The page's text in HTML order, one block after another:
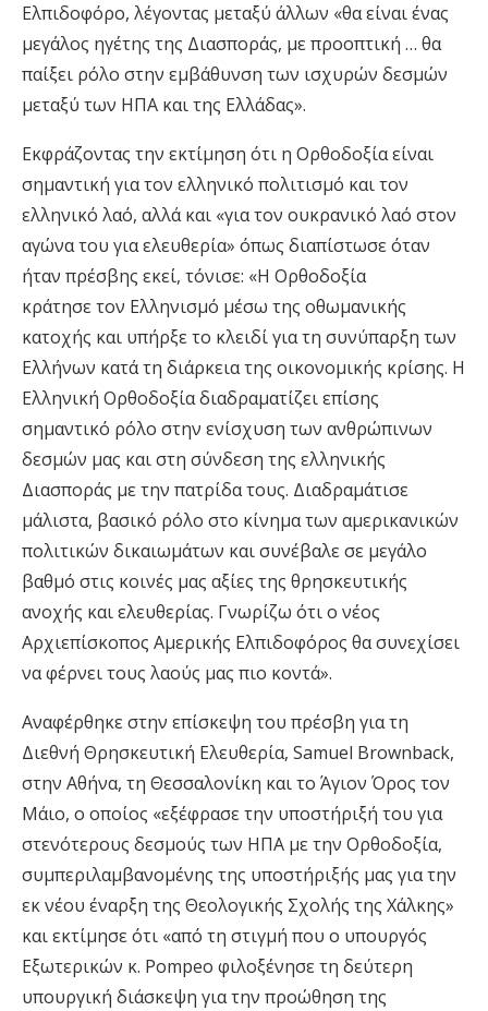
Ελπιδοφόρο, λέγοντας μεταξύ άλλων «θα είναι ένας
μεγάλος ηγέτης της Διασποράς, με προοπτική … θα
παίξει ρόλο στην εμβάθυνση των ισχυρών δεσμών
μεταξύ των ΗΠΑ και της Ελλάδας».
Εκφράζοντας την εκτίμηση ότι η Ορθοδοξία είναι
σημαντική για τον ελληνικό πολιτισμό και τον
ελληνικό λαό, αλλά και «για τον ουκρανικό λαό στον
αγώνα του για ελευθερία» όπως διαπίστωσε όταν
ήταν πρέσβης εκεί, τόνισε: «Η Ορθοδοξία
κράτησε τον Ελληνισμό μέσω της οθωμανικής
κατοχής και υπήρξε το κλειδί για τη συνύπαρξη των
Ελλήνων κατά τη διάρκεια της οικονομικής κρίσης. Η
Ελληνική Ορθοδοξία διαδραματίζει επίσης
σημαντικό ρόλο στην ενίσχυση των ανθρώπινων
δεσμών μας και στη σύνδεση της ελληνικής
Διασποράς με την πατρίδα τους. Διαδραμάτισε
μάλιστα, βασικό ρόλο στο κίνημα των αμερικανικών
πολιτικών δικαιωμάτων και συνέβαλε σε μεγάλο
βαθμό στις κοινές μας αξίες της θρησκευτικής
ανοχής και ελευθερίας. Γνωρίζω ότι ο νέος
Αρχιεπίσκοπος Αμερικής Ελπιδοφόρος θα συνεχίσει
να φέρνει τους λαούς μας πιο κοντά».
Αναφέρθηκε στην επίσκεψη του πρέσβη για τη
Διεθνή Θρησκευτική Ελευθερία, Samuel Brownback,
στην Αθήνα, τη Θεσσαλονίκη και το Άγιον Όρος τον
Μάιο, ο οποίος «εξέφρασε την υποστήριξή του για
στενότερους δεσμούς των ΗΠΑ με την Ορθοδοξία,
συμπεριλαμβανομένης της υποστήριξής μας για την
εκ νέου έναρξη της Θεολογικής Σχολής της Χάλκης»
και εκτίμησε ότι «από τη στιγμή που ο υπουργός
Εξωτερικών κ. Pompeo φιλοξένησε τη δεύτερη
υπουργική διάσκεψη για την προώθηση της